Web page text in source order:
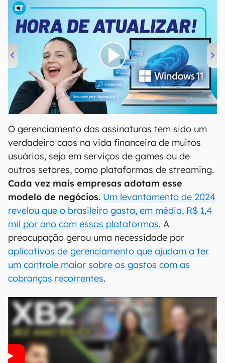
00:00 04:52
O gerenciamento das assinaturas tem sido um
verdadeiro caos na vida financeira de muitos
usuários, seja em serviços de games ou de
outros setores, como plataformas de streaming.
Cada vez mais empresas adotam esse
modelo de negócios. Um levantamento de 2024
revelou que o brasileiro gasta, em média, R$ 1,4
mil por ano com essas plataformas. A
preocupação gerou uma necessidade por
aplicativos de gerenciamento que ajudam a ter
um controle maior sobre os gastos com as
cobranças recorrentes.